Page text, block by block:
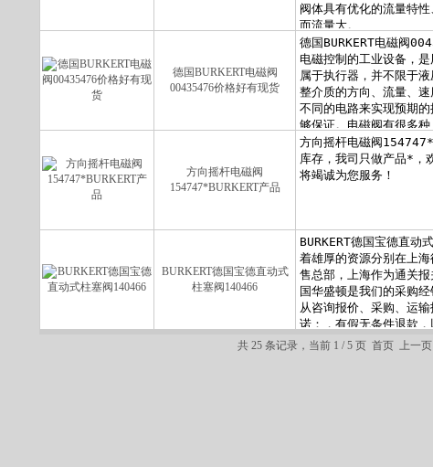
德国BURKERT电磁阀
00435476价格好有现货
方向摇杆电磁阀
154747*BURKERT产品
BURKERT德国宝德直动式
柱塞阀140466
共 25 条记录，当前 1 / 5 页 首页 上一页